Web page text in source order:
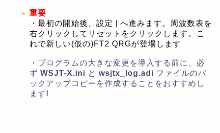
重要
・最初の開始後、設定 | へ進みます。周波数表を
右クリックしてリセットをクリックします。こ
れで新しい(仮の)FT2 QRGが登場します
・プログラムの大きな変更を導入する前に、必
ず WSJT-X.ini と wsjtx_log.adi ファイルのバ
ックアップコピーを作成することをおすすめし
ます!